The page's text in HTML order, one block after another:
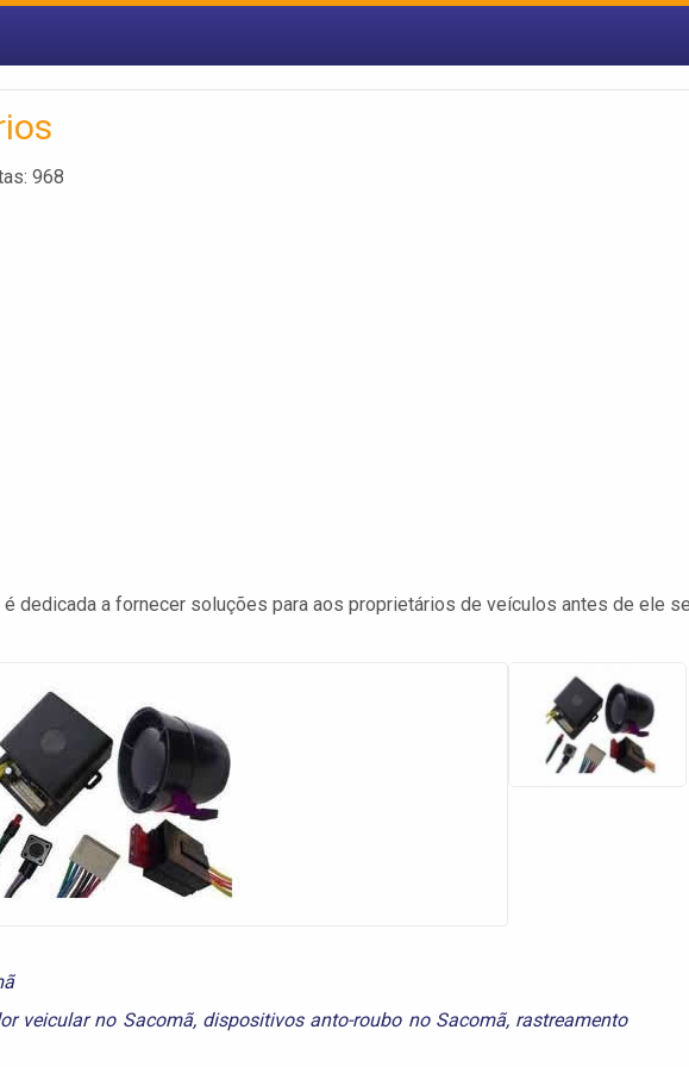
968
dedicada a fornecer soluções para aos proprietários de veículos antes de ele
veicular no Sacomã, dispositivos anto-roubo no Sacomã, rastreamento